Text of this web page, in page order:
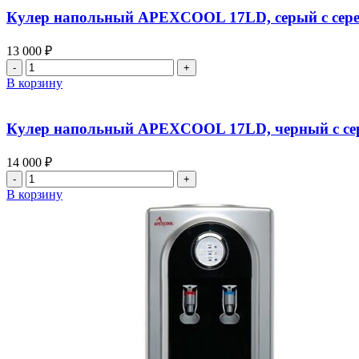
Кулер напольный APEXCOOL 17LD, серый с
13 000 ₽
В корзину
Кулер напольный APEXCOOL 17LD, черный с
14 000 ₽
В корзину